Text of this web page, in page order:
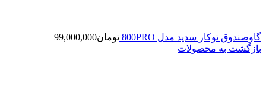
گاوصندوق توکار سدید مدل 800PRO تومان99,000,000
بازگشت به محصولات